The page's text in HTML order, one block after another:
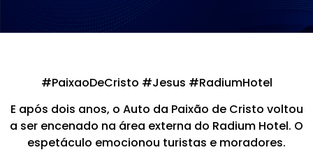
#PaixaoDeCristo #Jesus #RadiumHotel
E após dois anos, o Auto da Paixão de Cristo voltou
a ser encenado na área externa do Radium Hotel. O
espetáculo emocionou turistas e moradores.